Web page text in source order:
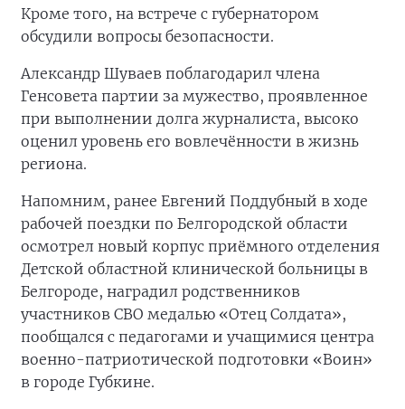
Кроме того, на встрече с губернатором
обсудили вопросы безопасности.
Александр Шуваев поблагодарил члена
Генсовета партии за мужество, проявленное
при выполнении долга журналиста, высоко
оценил уровень его вовлечённости в жизнь
региона.
Напомним, ранее Евгений Поддубный в ходе
рабочей поездки по Белгородской области
осмотрел новый корпус приёмного отделения
Детской областной клинической больницы в
Белгороде, наградил родственников
участников СВО медалью «Отец Солдата»,
пообщался с педагогами и учащимися центра
военно-патриотической подготовки «Воин»
в городе Губкине.